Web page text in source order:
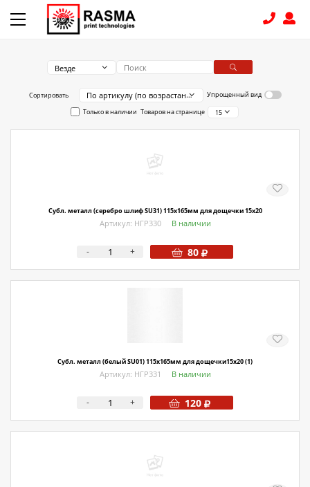
Как купить
Политика конфиденциальности
КОНТАКТЫ
8 (831) 414-15-19
Везде
Сортировать По артикулу (по возрастанию)
Упрощенный вид
Только в наличии Товаров на странице 15
Субл. металл (серебро шлиф SU31) 115х165мм для дощечки 15х20
Артикул: НГР330 В наличии
- + 80
Субл. металл (белый SU01) 115х165мм для дощечки15х20 (1)
Артикул: НГР331 В наличии
- + 120